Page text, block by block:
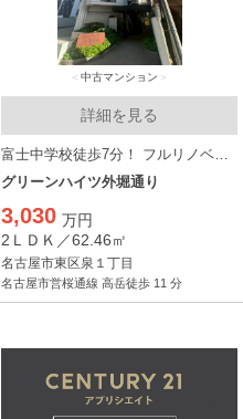
中古マンション
詳細を見る
グリーンハイツ外堀通り
3,030 万円
2ＬＤＫ／62.46㎡
名古屋市東区泉１丁目
名古屋市営桜通線 高岳徒歩 11 分